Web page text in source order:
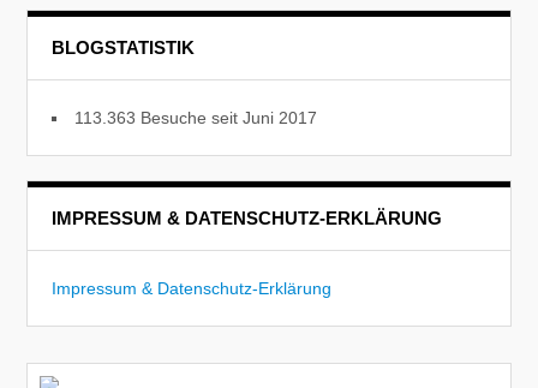
BLOGSTATISTIK
113.363 Besuche seit Juni 2017
IMPRESSUM & DATENSCHUTZ-ERKLÄRUNG
Impressum & Datenschutz-Erklärung